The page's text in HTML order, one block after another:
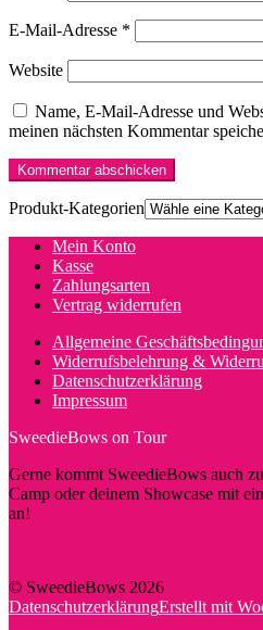
E-Mail-Adresse *
Website
Name, E-Mail-Adresse und
meinen nächsten Kommentar
Produkt-Kategorien
Mein Konto
Kasse
Zahlungsarten
Vertrag widerrufen
Allgemeine
Widerrufsbelehrung &
Datenschutzerklärung
Impressum
SweedieBows on Tour
Gerne kommt SweedieBows auch
Camp oder deinem Showcase mit
an!
© SweedieBows 2026
DatenschutzerklärungErstellt mit